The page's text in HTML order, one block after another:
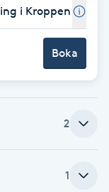
i Kroppen
Boka
2
1